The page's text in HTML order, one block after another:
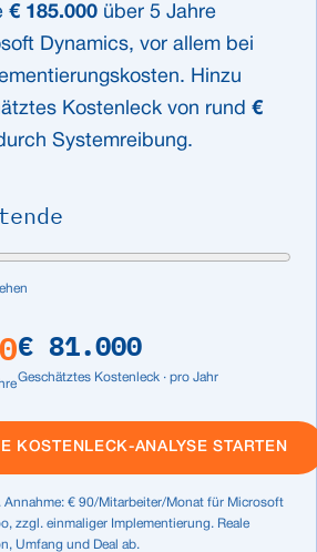
€ 185.000 über 5 Jahre
Dynamics, vor allem bei
Hinzu
Kostenleck von rund €
Systemreibung.
€ 81.000
Geschätztes Kostenleck · pro Jahr
KOSTENLECK-ANALYSE STARTEN
Annahme: € 90/Mitarbeiter/Monat für Microsoft
zzgl. einmaliger Implementierung. Reale
Umfang und Deal ab.